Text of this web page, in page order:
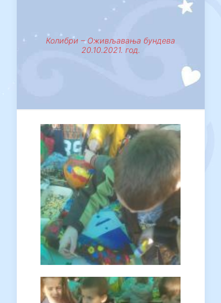
Колибри – Оживљавања бундева
20.10.2021. год.